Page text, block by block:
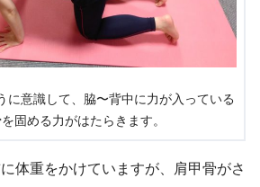
に意識して、脇〜背中に力が入っている
固める力がはたらきます。
体重をかけていますが、肩甲骨がさ